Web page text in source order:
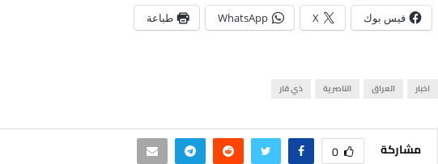
فيس بوك X
WhatsApp طباعة
اخبار العراق الناصرية ذي قار
مشاركة 0